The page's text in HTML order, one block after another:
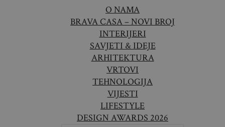
O NAMA
BRAVA CASA – NOVI BROJ
INTERIJERI
SAVJETI & IDEJE
ARHITEKTURA
VRTOVI
TEHNOLOGIJA
VIJESTI
LIFESTYLE
DESIGN AWARDS 2026